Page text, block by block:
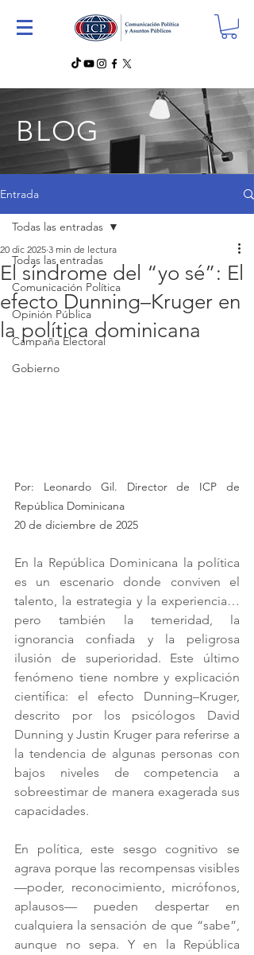
BLOG
Entrada
Todas las entradas
Comunicación Política
Opinión Pública
Campaña Electoral
Gobierno
Todas las entradas
El síndrome del “yo sé”: El
efecto Dunning–Kruger en
la política dominicana
20 dic 2025 3 min de lectura
Por: Leonardo Gil. Director de ICP de
República Dominicana
20 de diciembre de 2025
En la República Dominicana la política
es un escenario donde conviven el
talento, la estrategia y la experiencia…
pero también la temeridad, la
ignorancia confiada y la peligrosa
ilusión de superioridad. Este último
fenómeno tiene nombre y explicación
científica: el efecto Dunning–Kruger,
descrito por los psicólogos David
Dunning y Justin Kruger para referirse a
la tendencia de algunas personas con
bajos niveles de competencia a
sobreestimar de manera exagerada sus
capacidades.
En política, este sesgo cognitivo se
agrava porque las recompensas visibles
—poder, reconocimiento, micrófonos,
aplausos— pueden despertar en
cualquiera la sensación de que “sabe”,
aunque no sepa. Y en la República